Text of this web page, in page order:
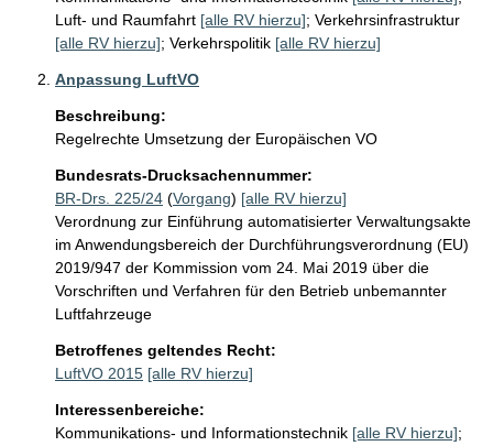
Luft- und Raumfahrt [alle RV hierzu]; Verkehrsinfrastruktur
[alle RV hierzu]; Verkehrspolitik [alle RV hierzu]
Anpassung LuftVO
Beschreibung:
Regelrechte Umsetzung der Europäischen VO
Bundesrats-Drucksachennummer:
BR-Drs. 225/24 (Vorgang) [alle RV hierzu]
Verordnung zur Einführung automatisierter Verwaltungsakte
im Anwendungsbereich der Durchführungsverordnung (EU)
2019/947 der Kommission vom 24. Mai 2019 über die
Vorschriften und Verfahren für den Betrieb unbemannter
Luftfahrzeuge
Betroffenes geltendes Recht:
LuftVO 2015 [alle RV hierzu]
Interessenbereiche:
Kommunikations- und Informationstechnik [alle RV hierzu];